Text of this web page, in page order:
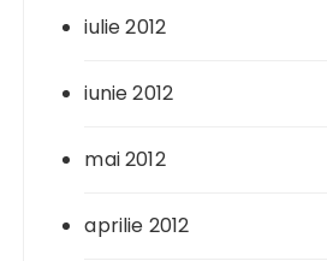
iulie 2012
iunie 2012
mai 2012
aprilie 2012